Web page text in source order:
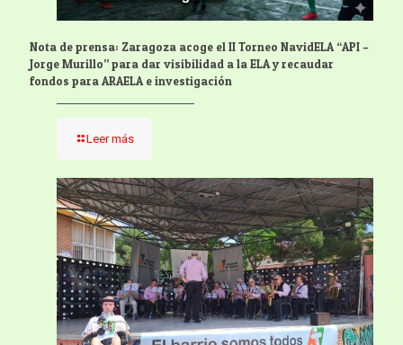
Nota de prensa: Zaragoza acoge el II Torneo NavidELA “API –
Jorge Murillo” para dar visibilidad a la ELA y recaudar
fondos para ARAELA e investigación
Leer más